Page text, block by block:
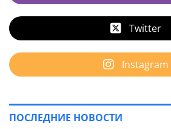
Twitter
Instagram
ПОСЛЕДНИЕ НОВОСТИ